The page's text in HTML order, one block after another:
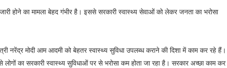
होने का मामला बेहद गंभीर है। इससे सरकारी स्वास्थ्य सेवाओं को लेकर जनता का भरोसा
नरेंद्र मोदी आम आदमी को बेहतर स्वास्थ्य सुविधा उपलब्ध कराने की दिशा में काम कर रहे हैं।
का सरकारी स्वास्थ्य सुविधाओं पर से भरोसा कम होता जा रहा है। सरकार अच्छा काम कर